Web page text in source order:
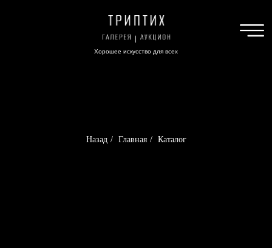
Хорошее искусство для всех
Назад / Главная / Каталог